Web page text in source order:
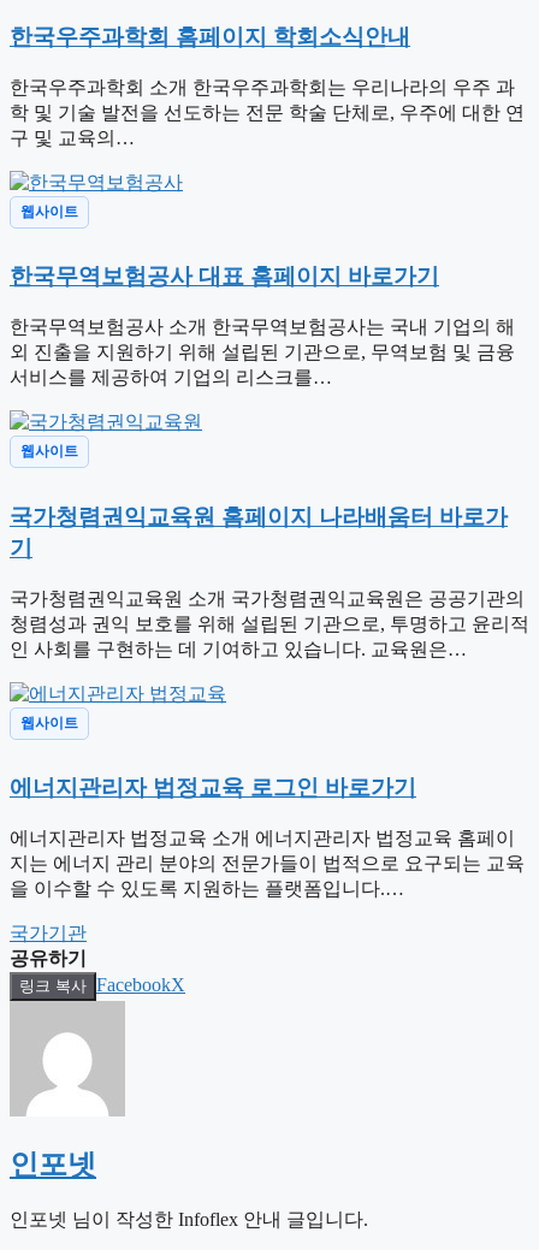
한국우주과학회 홈페이지 학회소식안내
한국우주과학회 소개 한국우주과학회는 우리나라의 우주 과
학 및 기술 발전을 선도하는 전문 학술 단체로, 우주에 대한 연
구 및 교육의…
웹사이트
한국무역보험공사 대표 홈페이지 바로가기
한국무역보험공사 소개 한국무역보험공사는 국내 기업의 해
외 진출을 지원하기 위해 설립된 기관으로, 무역보험 및 금융
서비스를 제공하여 기업의 리스크를…
웹사이트
국가청렴권익교육원 홈페이지 나라배움터 바로가
기
국가청렴권익교육원 소개 국가청렴권익교육원은 공공기관의
청렴성과 권익 보호를 위해 설립된 기관으로, 투명하고 윤리적
인 사회를 구현하는 데 기여하고 있습니다. 교육원은…
웹사이트
에너지관리자 법정교육 로그인 바로가기
에너지관리자 법정교육 소개 에너지관리자 법정교육 홈페이
지는 에너지 관리 분야의 전문가들이 법적으로 요구되는 교육
을 이수할 수 있도록 지원하는 플랫폼입니다.…
태
그
국가기관
공유하기
링크 복사 FacebookX
인포넷
인포넷 님이 작성한 Infoflex 안내 글입니다.